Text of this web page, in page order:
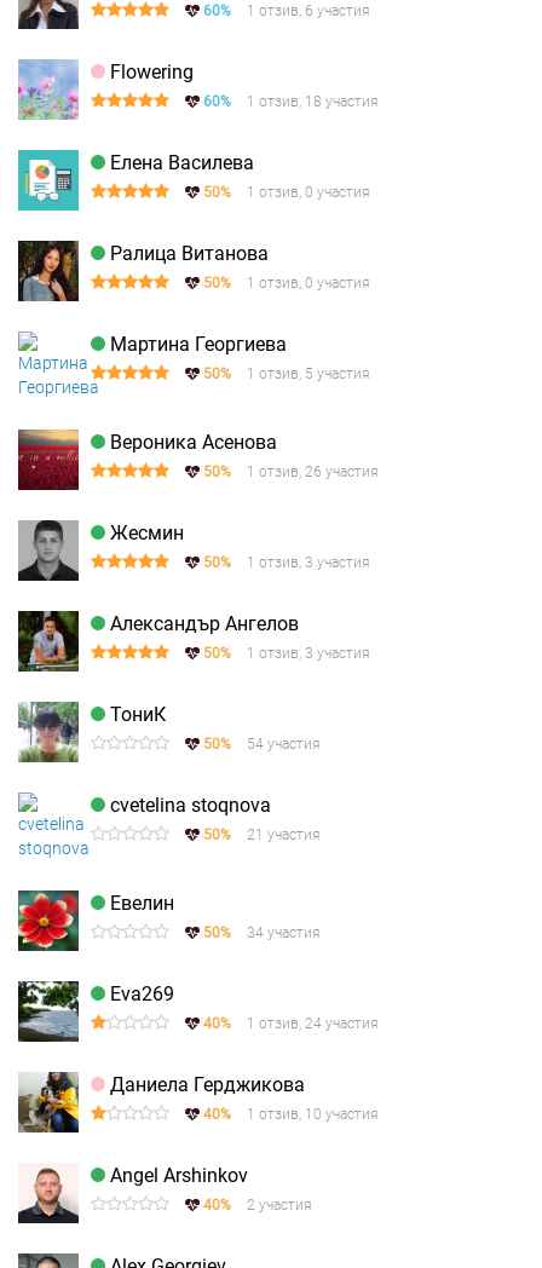
60% 1 отзив, 6 участия
Flowering
60% 1 отзив, 18 участия
Елена Василева
50% 1 отзив, 0 участия
Ралица Витанова
50% 1 отзив, 0 участия
Мартина Георгиева
50% 1 отзив, 5 участия
Вероника Асенова
50% 1 отзив, 26 участия
Жесмин
50% 1 отзив, 3 участия
Александър Ангелов
50% 1 отзив, 3 участия
ТониК
50% 54 участия
cvetelina stoqnova
50% 21 участия
Евелин
50% 34 участия
Eva269
40% 1 отзив, 24 участия
Даниела Герджикова
40% 1 отзив, 10 участия
Angel Arshinkov
40% 2 участия